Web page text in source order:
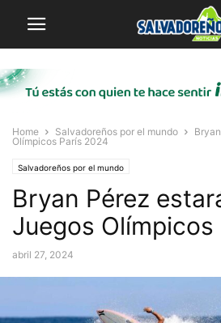
Home Salvadoreños por el mundo
Olímpicos París 2024
Salvadoreños por el mundo
Bryan Pérez
Juegos
abril 27, 2024